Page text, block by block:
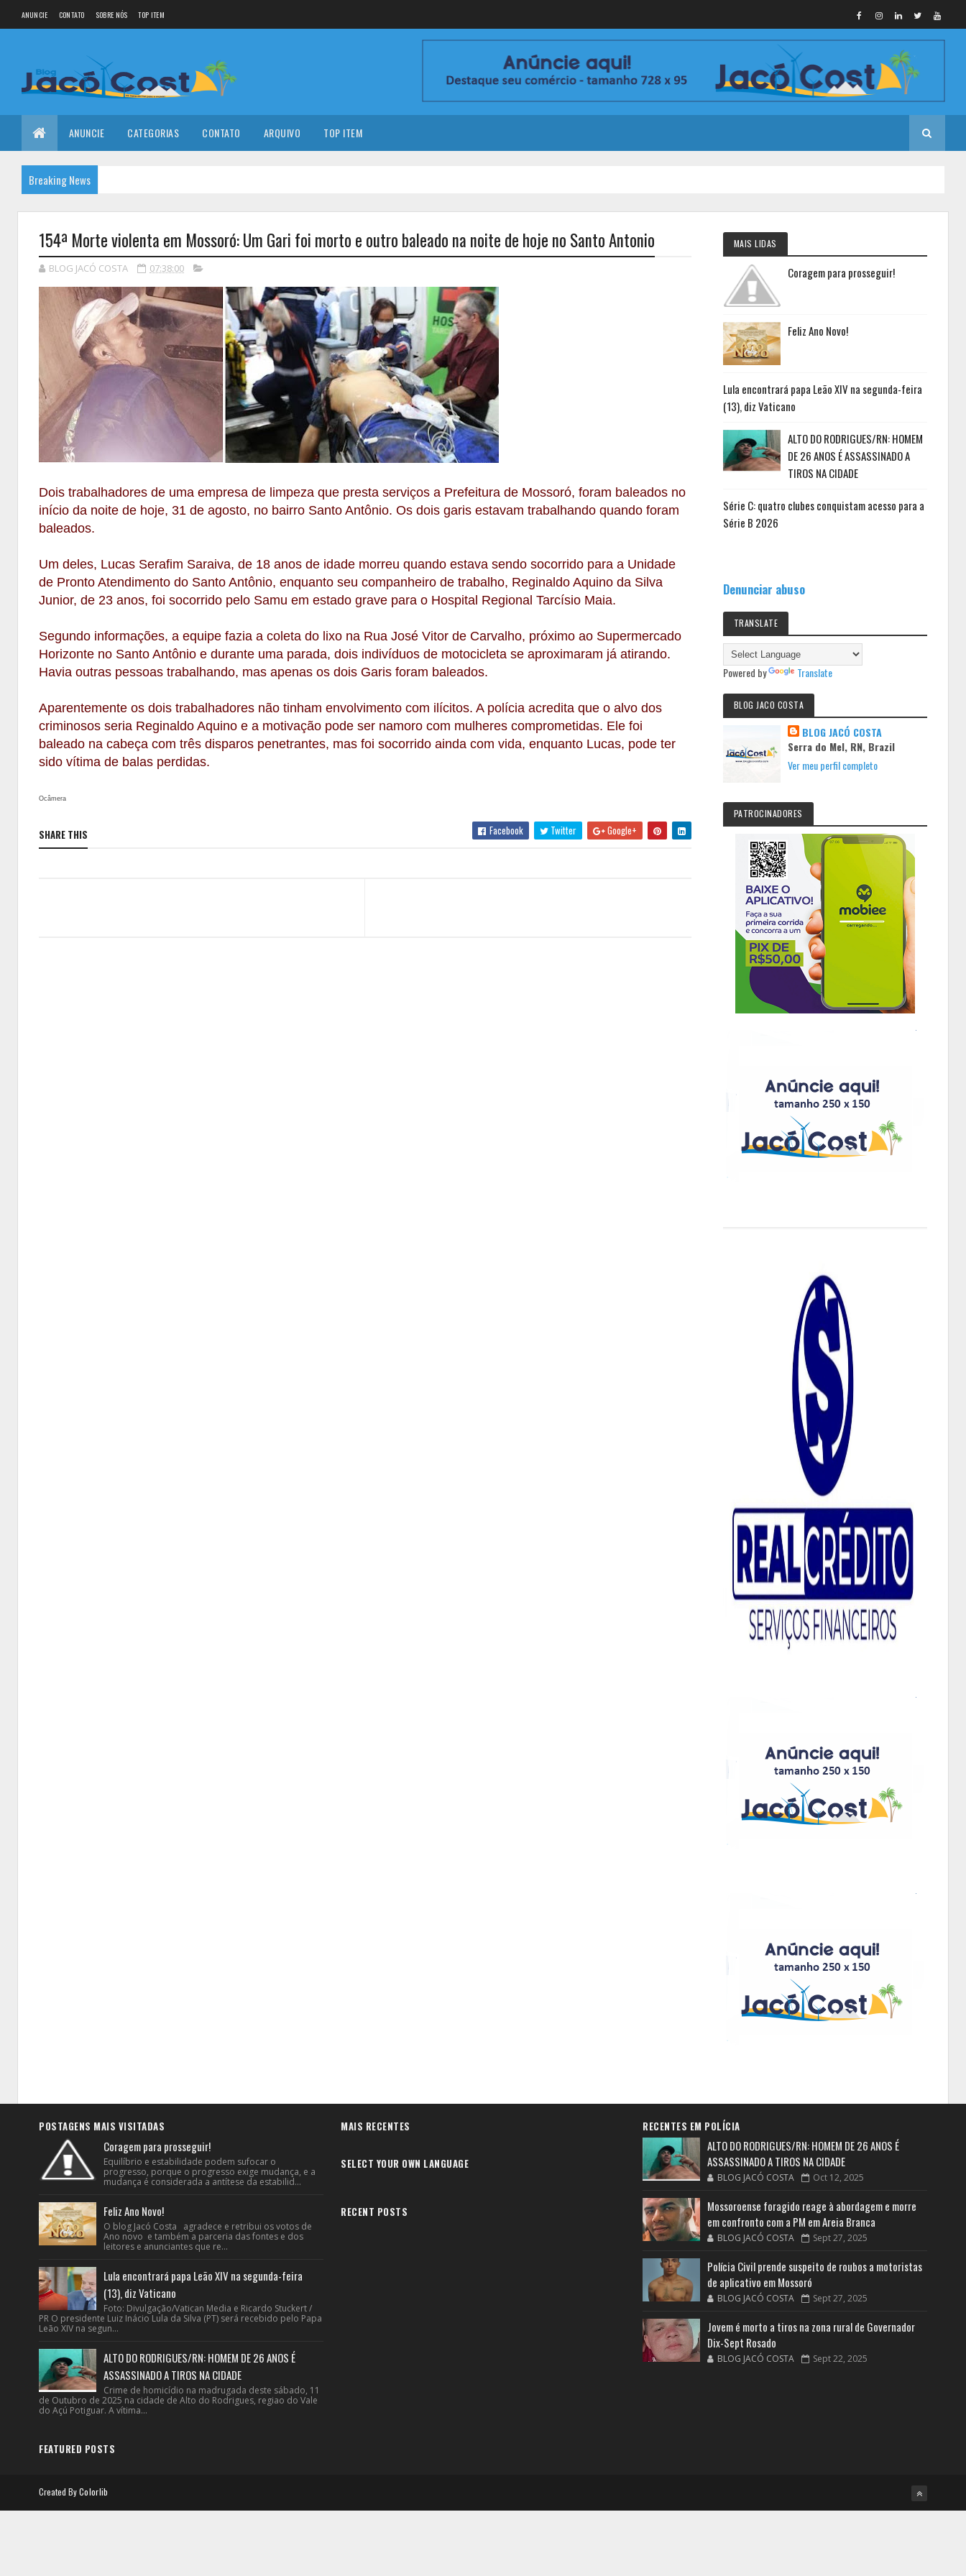
ANUNCIE CONTATO SOBRE NÓS TOP ITEM
ANUNCIE CATEGORIAS CONTATO ARQUIVO TOP ITEM
Breaking News
154ª Morte violenta em Mossoró: Um Gari foi morto e outro baleado na noite de hoje no Santo Antonio
BLOG JACÓ COSTA 07:38:00
Dois trabalhadores de uma empresa de limpeza que presta serviços a Prefeitura de Mossoró, foram baleados no
início da noite de hoje, 31 de agosto, no bairro Santo Antônio. Os dois garis estavam trabalhando quando foram
baleados.
Um deles, Lucas Serafim Saraiva, de 18 anos de idade morreu quando estava sendo socorrido para a Unidade
de Pronto Atendimento do Santo Antônio, enquanto seu companheiro de trabalho, Reginaldo Aquino da Silva
Junior, de 23 anos, foi socorrido pelo Samu em estado grave para o Hospital Regional Tarcísio Maia.
Segundo informações, a equipe fazia a coleta do lixo na Rua José Vitor de Carvalho, próximo ao Supermercado
Horizonte no Santo Antônio e durante uma parada, dois indivíduos de motocicleta se aproximaram já atirando.
Havia outras pessoas trabalhando, mas apenas os dois Garis foram baleados.
Aparentemente os dois trabalhadores não tinham envolvimento com ilícitos. A polícia acredita que o alvo dos
criminosos seria Reginaldo Aquino e a motivação pode ser namoro com mulheres comprometidas. Ele foi
baleado na cabeça com três disparos penetrantes, mas foi socorrido ainda com vida, enquanto Lucas, pode ter
sido vítima de balas perdidas.
Ocâmera
SHARE THIS Facebook Twitter Google+
MAIS LIDAS
Coragem para prosseguir!
Feliz Ano Novo!
Lula encontrará papa Leão XIV na segunda-feira
(13), diz Vaticano
ALTO DO RODRIGUES/RN: HOMEM
DE 26 ANOS É ASSASSINADO A
TIROS NA CIDADE
Série C: quatro clubes conquistam acesso para a
Série B 2026
Denunciar abuso
TRANSLATE
Powered by Translate
BLOG JACO COSTA
BLOG JACÓ COSTA
Serra do Mel, RN, Brazil
Ver meu perfil completo
PATROCINADORES
POSTAGENS MAIS VISITADAS
Coragem para prosseguir!
Equilíbrio e estabilidade podem sufocar o
progresso, porque o progresso exige mudança, e a
mudança é considerada a antítese da estabilid...
Feliz Ano Novo!
O blog Jacó Costa agradece e retribui os votos de
Ano novo e também a parceria das fontes e dos
leitores e anunciantes que re...
Lula encontrará papa Leão XIV na segunda-feira
(13), diz Vaticano
Foto: Divulgação/Vatican Media e Ricardo Stuckert /
PR O presidente Luiz Inácio Lula da Silva (PT) será recebido pelo Papa
Leão XIV na segun...
ALTO DO RODRIGUES/RN: HOMEM DE 26 ANOS É
ASSASSINADO A TIROS NA CIDADE
Crime de homicídio na madrugada deste sábado, 11
de Outubro de 2025 na cidade de Alto do Rodrigues, regiao do Vale
do Açú Potiguar. A vítima...
FEATURED POSTS
MAIS RECENTES
SELECT YOUR OWN LANGUAGE
RECENT POSTS
RECENTES EM POLÍCIA
ALTO DO RODRIGUES/RN: HOMEM DE 26 ANOS É
ASSASSINADO A TIROS NA CIDADE
BLOG JACÓ COSTA Oct 12, 2025
Mossoroense foragido reage à abordagem e morre
em confronto com a PM em Areia Branca
BLOG JACÓ COSTA Sept 27, 2025
Polícia Civil prende suspeito de roubos a motoristas
de aplicativo em Mossoró
BLOG JACÓ COSTA Sept 27, 2025
Jovem é morto a tiros na zona rural de Governador
Dix-Sept Rosado
BLOG JACÓ COSTA Sept 22, 2025
Created ByColorlib